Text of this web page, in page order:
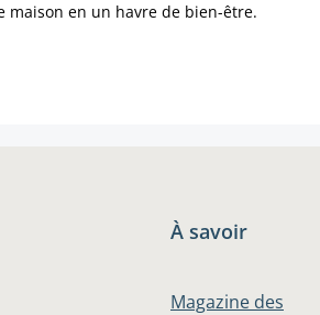
maison en un havre de bien-être.
À savoir
Magazine des